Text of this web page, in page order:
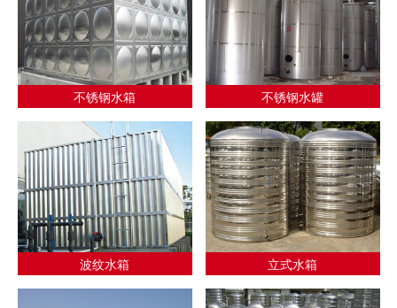
不锈钢水箱 不锈钢水罐
波纹水箱 立式水箱